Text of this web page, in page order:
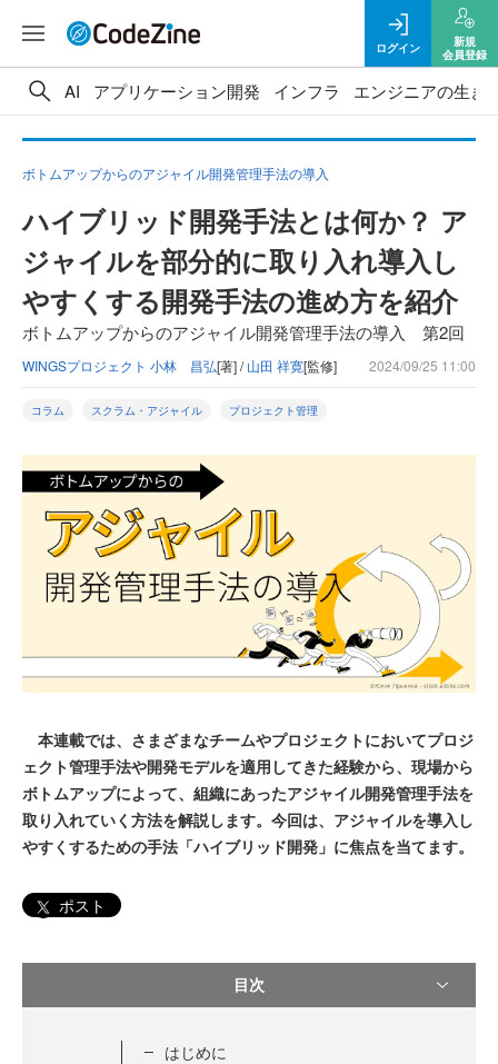
ログイン
新規
会員登録
AI アプリケーション開発 インフラ エンジニアの生き
ボトムアップからのアジャイル開発管理手法の導入
ハイブリッド開発手法とは何か？ ア
ジャイルを部分的に取り入れ導入し
やすくする開発手法の進め方を紹介
ボトムアップからのアジャイル開発管理手法の導入 第2回
WINGSプロジェクト 小林 昌弘[著] /山田 祥寛[監修] 2024/09/25 11:00
コラム スクラム・アジャイル プロジェクト管理
本連載では、さまざまなチームやプロジェクトにおいてプロジ
ェクト管理手法や開発モデルを適用してきた経験から、現場から
ボトムアップによって、組織にあったアジャイル開発管理手法を
取り入れていく方法を解説します。今回は、アジャイルを導入し
やすくするための手法「ハイブリッド開発」に焦点を当てます。
ポスト
目次
はじめに